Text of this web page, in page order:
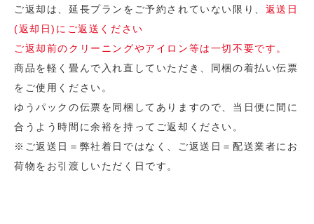
ご返却は、延長プランをご予約されていない限り、 返送日
(返却日)にご返送ください
ご返却前のクリーニングやアイロン等は一切不要です。
商品を軽く畳んで入れ直していただき、同梱の着払い伝票
をご使用ください。
ゆうパックの伝票を同梱してありますので、当日便に間に
合うよう時間に余裕を持ってご返却ください。
※ご返送日＝弊社着日ではなく、ご返送日＝配送業者にお
荷物をお引渡しいただく日です。